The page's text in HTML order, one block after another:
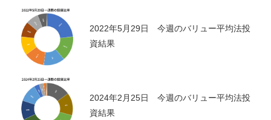
2022年5月29日 今週のバリュー平均法投
資結果
2024年2月25日 今週のバリュー平均法投
資結果